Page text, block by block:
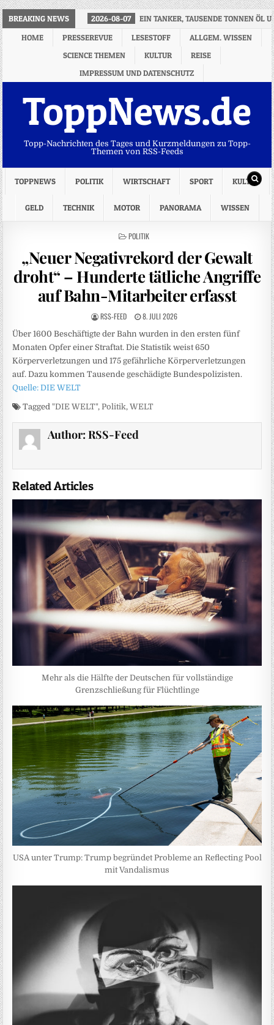
BREAKING NEWS 2026-08-07
EIN TANKER, TAUSENDE TONNEN ÖL
HOME
PRESSEREVUE LESESTOFF
ALLGEM. WISSEN
SCIENCE THEMEN
KULTUR
REISE
IMPRESSUM UND DATENSCHUTZ
ToppNews.de
Topp-Nachrichten des Tages und Kurzmeldungen zu Topp-
Themen von RSS-Feeds
TOPPNEWS POLITIK WIRTSCHAFT SPORT KULTUR
GELD TECHNIK MOTOR PANORAMA WISSEN
POSTED
POLITIK
„Neuer Negativrekord der Gewalt
droht“ – Hunderte tätliche Angriffe
auf Bahn-Mitarbeiter erfasst
RSS-FEED 8. JULI 2026
Über 1600 Beschäftigte der Bahn wurden in den ersten fünf
Monaten Opfer einer Straftat. Die Statistik weist 650
Körperverletzungen und 175 gefährliche Körperverletzungen
auf. Dazu kommen Tausende geschädigte Bundespolizisten.
Quelle: DIE WELT
Tagged"DIE WELT",Politik,WELT
Author: RSS-Feed
Related Articles
Mehr als die Hälfte der Deutschen für vollständige
Grenzschließung für Flüchtlinge
USA unter Trump: Trump begründet Probleme an Reflecting Pool
mit Vandalismus